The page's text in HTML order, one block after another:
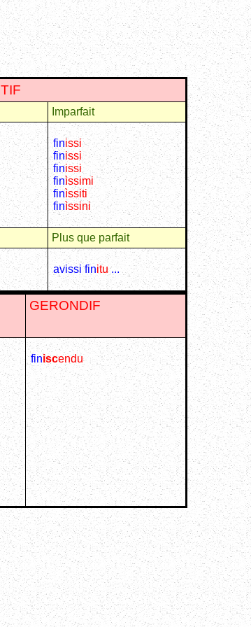
Imparfait
finissi
finissi
finissi
finìssimi
finìssiti
finìssini
Plus que parfait
avissi finitu...
GERONDIF
finiscendu